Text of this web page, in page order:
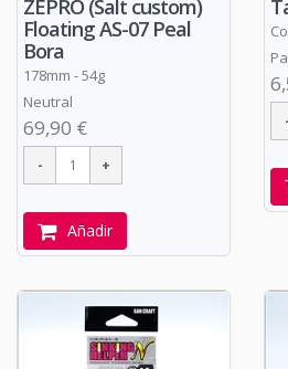
ZEPRO (Salt custom)
Floating AS-07 Peal
Bora
178mm - 54g
Neutral
69,90 €
Añadir